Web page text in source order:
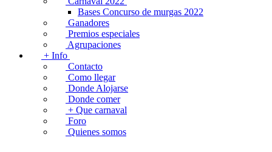
Bases Concurso de murgas 2022
Ganadores
Premios especiales
Agrupaciones
+ Info
Contacto
Como llegar
Donde Alojarse
Donde comer
+ Que carnaval
Foro
Quienes somos